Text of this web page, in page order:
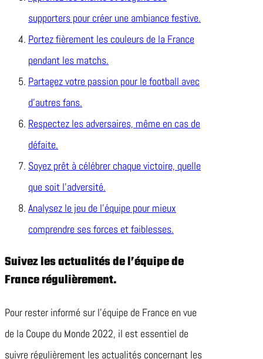
supporters pour créer une ambiance festive.
Portez fièrement les couleurs de la France
pendant les matchs.
Partagez votre passion pour le football avec
d’autres fans.
Respectez les adversaires, même en cas de
défaite.
Soyez prêt à célébrer chaque victoire, quelle
que soit l’adversité.
Analysez le jeu de l’équipe pour mieux
comprendre ses forces et faiblesses.
Suivez les actualités de l’équipe de
France régulièrement.
Pour rester informé sur l’équipe de France en vue
de la Coupe du Monde 2022, il est essentiel de
suivre régulièrement les actualités concernant les